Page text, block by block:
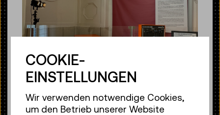
„Objekt im Spotlight“
© Technisches Museum Wien
COOKIE-
EINSTELLUNGEN
Wir verwenden notwendige Cookies,
um den Betrieb unserer Website